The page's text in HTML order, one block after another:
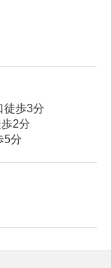
徒歩3分
2分
5分